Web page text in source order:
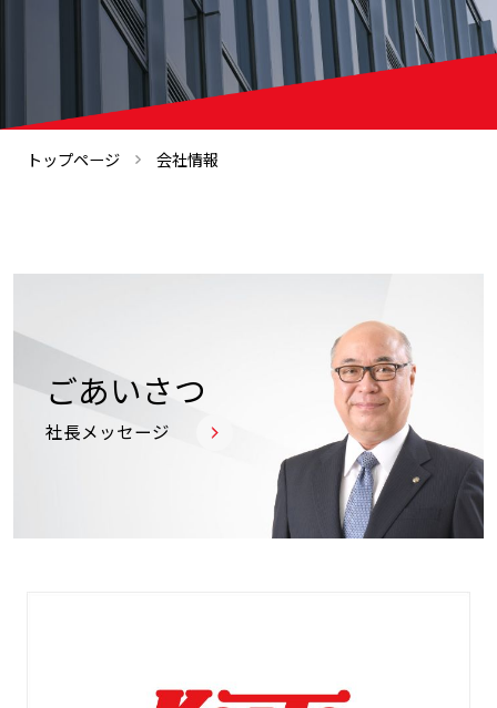
トップページ 会社情報
ごあいさつ
社長メッセージ